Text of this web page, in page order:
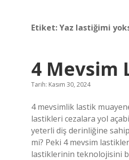
Etiket:Yaz lastiğimi
4 Mevsim
Tarih: Kasım 30, 2024
4 mevsimlik lastik
lastikleri cezalara yol
yeterli diş derinliğine
mi? Peki 4 mevsim
lastiklerinin teknolojisini